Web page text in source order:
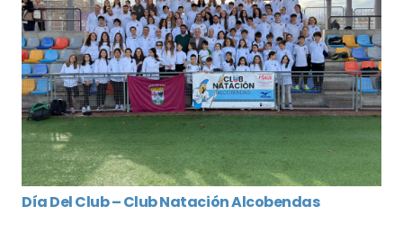
Día Del Club – Club Natación Alcobendas